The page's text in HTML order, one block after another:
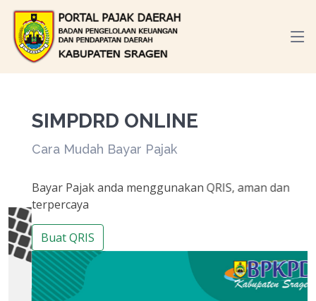
SIMPDRD ONLINE
Cara Mudah Bayar Pajak
Bayar Pajak anda menggunakan QRIS, aman dan
terpercaya
Buat QRIS